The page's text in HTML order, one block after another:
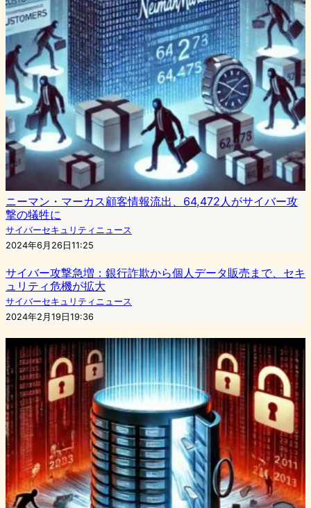
ニーマン・マーカス顧客情報流出、64,472人がサイバー攻
撃の犠牲に
サイバーセキュリティニュース
2024年6月26日11:25
サイバー攻撃急増：銀行詐欺から個人データ販売まで、セキ
ュリティ危機が拡大
サイバーセキュリティニュース
2024年2月19日19:36